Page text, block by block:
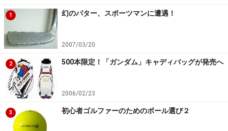
シャフトの長さのこと。背の高さとシャフトの長さが比
例すると考えている人が多いが一概には言えない。正確
性を求める男子プロゴルファーはシャフト長が短い傾向
があり、飛距離の欲しい女子プロゴルファーの中には比
較的長めのシャフトを使用する選手が多い。正確性・ミ
ート率重視なら短め、飛距離重視なら長めを選ぶ。セッ
トとは別にウェッジを購入するゴルファーは、事前に長
さのチェックが必要。単品で販売されているUSモデルの
ウェッジは、レングスが長い場合が多いので、他の番手
1 幻のパター、スポーツマンに遭遇！
2007/03/20
2 500本限定！「ガンダム」キャディバッグが発売へ
2006/02/23
3 初心者ゴルファーのためのボール選び２